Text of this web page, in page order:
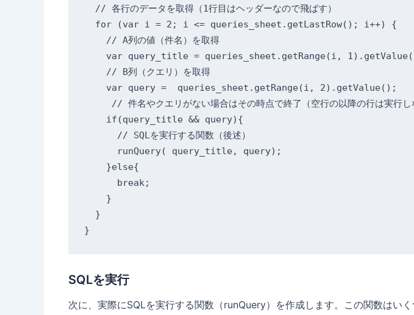
  // 各行のデータを取得（1行目はヘッダーなので飛ばす）
  for (var i = 2; i <= queries_sheet.getLastRow(); i++) {
    // A列の値（件名）を取得
var query_title = queries_sheet.getRange(i,
    // B列（クエリ）を取得
    var query =  queries_sheet.getRange(i, 2).getValue();
// 件名やクエリがない場合はその時点で終了（空行の以降の行は実行し
    if(query_title && query){
      // SQLを実行する関数（後述）
      runQuery( query_title, query);
    }else{
      break;
    }
  }
}
SQLを実行
次に、実際にSQLを実行する関数（runQuery）を作成します。この関数はい